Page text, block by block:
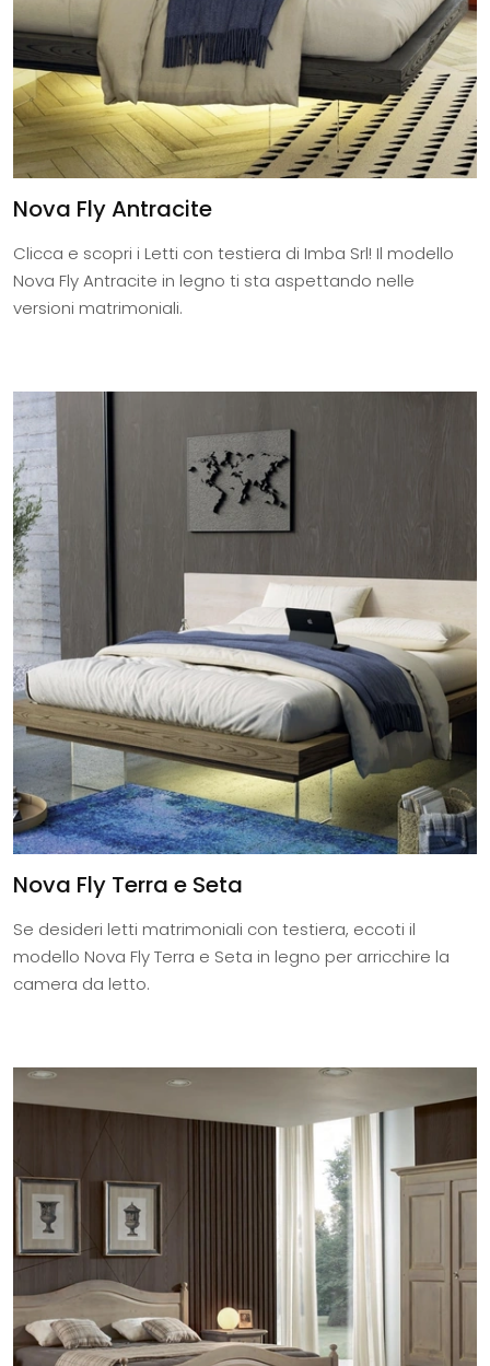
Nova Fly Antracite
Clicca e scopri i Letti con testiera di Imba Srl! Il modello
Nova Fly Antracite in legno ti sta aspettando nelle
versioni matrimoniali.
Nova Fly Terra e Seta
Se desideri letti matrimoniali con testiera, eccoti il
modello Nova Fly Terra e Seta in legno per arricchire la
camera da letto.